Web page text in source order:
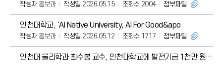
작성자홍보과 작성일 2026.05.15 조회수2004 첨부파일
인천대학교, 'AI Native University, AI For Good&apo
작성자홍보과 작성일 2026.05.12 조회수1717 첨부파일
인천대 물리학과 최수봉 교수, 인천대학교에 발전기금 1천만 원 기탁